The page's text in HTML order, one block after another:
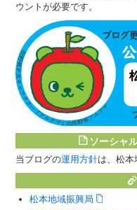
ウントが必要です。
ソーシャ
当ブログの運用方針は、松本
松本地域振興局